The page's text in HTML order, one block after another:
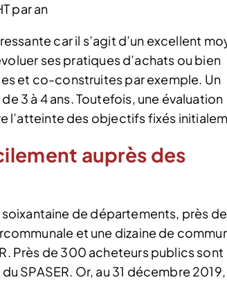
par an
car il s’agit d’un excellent
ses pratiques d’achats ou bien
et co-construites par exemple. Un
3 à 4 ans. Toutefois, une évaluation
l’atteinte des objectifs fixés
auprès des
de départements, près
et une dizaine de
Près de 300 acheteurs publics sont
SPASER. Or, au 31 décembre 2019,